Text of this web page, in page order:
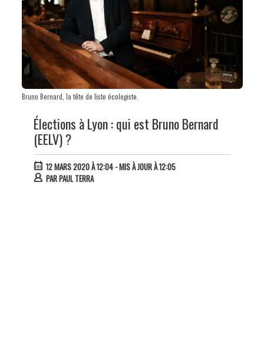
Bruno Bernard, la tête de liste écologiste.
Élections à Lyon : qui est Bruno Bernard
(EELV) ?
12 MARS 2020 À 12:04- MIS À JOUR À 12:05
PARPAUL TERRA